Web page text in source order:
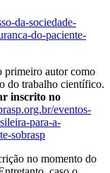
da-sociedade-
do-paciente-
primeiro autor como
do trabalho científico.
inscrito no
eventos-
para-a-
sobrasp
no momento do